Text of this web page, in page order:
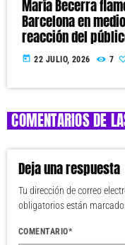
María Becerra
Barcelona en
reacción del
today 22 JULIO, 2026 7
COMENTARIOS DE
Deja una respuesta
Tu dirección de correo
obligatorios están
COMENTARIO*